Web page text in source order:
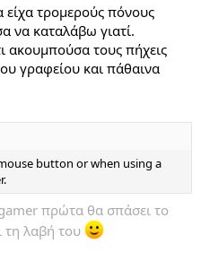
είχα τρομερούς πόνους
να καταλάβω γιατί.
ακουμπούσα τους πήχεις
γραφείου και πάθαινα
button or when using a
πρώτα θα σπάσει το
τη λαβή του